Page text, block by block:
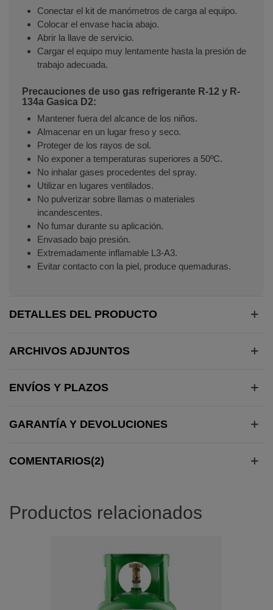
Conectar el kit de manómetros de carga al equipo.
Colocar el envase hacia abajo.
Abrir la llave de servicio.
Cargar el equipo muy lentamente hasta la presión de
trabajo adecuada.
Precauciones de uso gas refrigerante R-12 y R-
134a Gasica D2:
Mantener fuera del alcance de los niños.
Almacenar en un lugar freso y seco.
Proteger de los rayos de sol.
No exponer a temperaturas superiores a 50ºC.
No inhalar gases procedentes del spray.
Utilizar en lugares ventilados.
No pulverizar sobre llamas o materiales
incandescentes.
No fumar durante su aplicación.
Envasado bajo presión.
Extremadamente inflamable L3-A3.
Evitar contacto con la piel, produce quemaduras.
DETALLES DEL PRODUCTO
ARCHIVOS ADJUNTOS
ENVÍOS Y PLAZOS
GARANTÍA Y DEVOLUCIONES
COMENTARIOS(2)
Productos relacionados